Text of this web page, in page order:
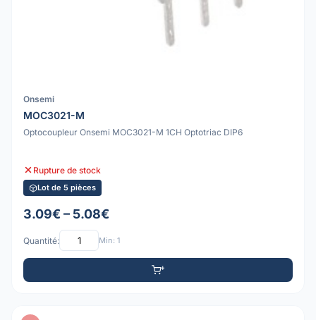
Onsemi
MOC3021-M
Optocoupleur Onsemi MOC3021-M 1CH Optotriac DIP6
Rupture de stock
Lot de 5 pièces
3.09€ – 5.08€
Quantité: Min: 1